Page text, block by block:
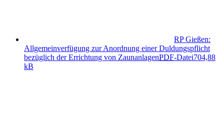
RP Gießen:
Allgemeinverfügung zur Anordnung einer Duldungspflicht
bezüglich der Errichtung von ZaunanlagenPDF-Datei704,88
kB